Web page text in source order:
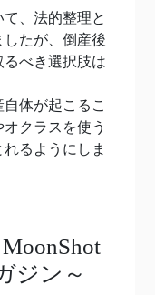
、法的整理と
たが、倒産後
べき選択肢は
体が起こるこ
クラスを使う
るようにしま
ジン～